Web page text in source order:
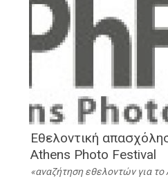
Εθελοντική
Athens Photo Festival
αναζήτηση εθελοντών για το